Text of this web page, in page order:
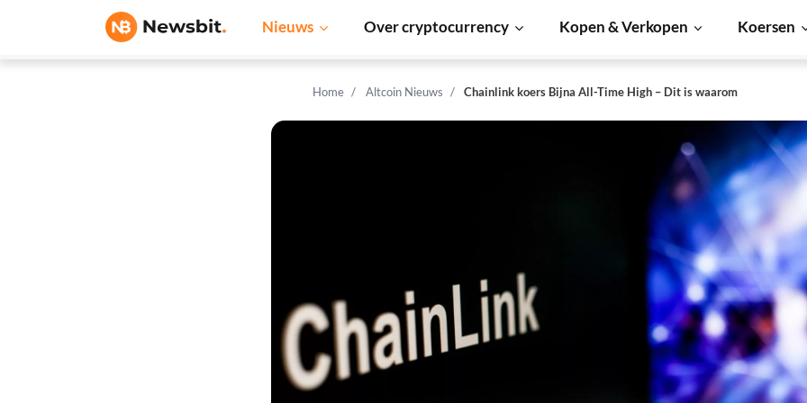
Nieuws Over cryptocurrency Kopen & Verkopen Koersen
Home Altcoin Nieuws Chainlink koers Bijna All-Time High – Dit is waarom